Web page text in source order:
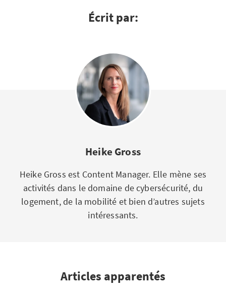
Écrit par:
Heike Gross
Heike Gross est Content Manager. Elle mène ses
activités dans le domaine de cybersécurité, du
logement, de la mobilité et bien d’autres sujets
intéressants.
Articles apparentés